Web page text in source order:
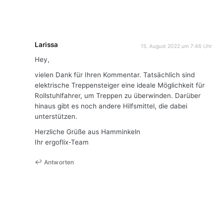
Larissa 15. August 2022 um 7:46 Uhr
Hey,
vielen Dank für Ihren Kommentar. Tatsächlich sind
elektrische Treppensteiger eine ideale Möglichkeit für
Rollstuhlfahrer, um Treppen zu überwinden. Darüber
hinaus gibt es noch andere Hilfsmittel, die dabei
unterstützen.
Herzliche Grüße aus Hamminkeln
Ihr ergoflix-Team
Antworten